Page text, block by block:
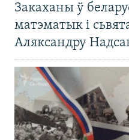
Закаханы ў
матэматык і
Аляксандру